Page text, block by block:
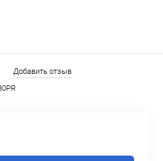
Добавить отзыв